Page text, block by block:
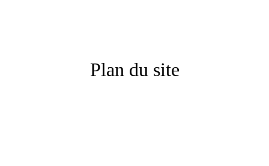
Plan du site